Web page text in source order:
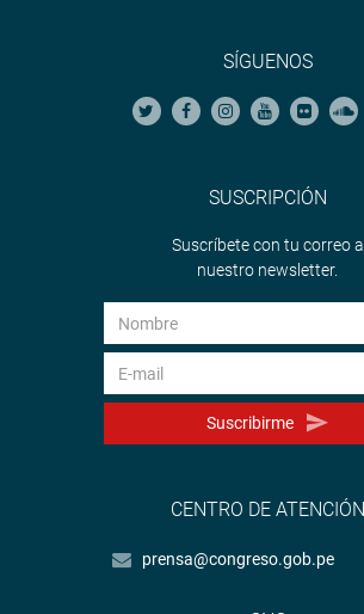
SÍGUENOS
SUSCRIPCIÓN
Suscríbete con tu correo a
nuestro newsletter.
Suscribirme
CENTRO DE ATENCIÓN
prensa@congreso.gob.pe